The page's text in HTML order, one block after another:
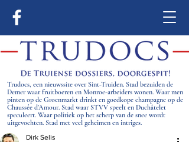
Trudocs, een nieuwssite over Sint-Truiden. Stad bezuiden de
Demer waar fruitboeren en Monroe-arbeiders wonen. Waar men
pinten op de Groenmarkt drinkt en goedkope champagne op de
Chaussée d’Amour. Stad waar STVV speelt en Duchâtelet
speculeert. Waar politiek op het scherp van de snee wordt
uitgevochten. Stad met veel geheimen en intriges.
Dirk Selis